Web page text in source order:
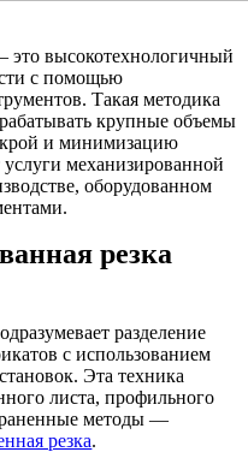
это высокотехнологичный
с помощью
Такая методика
крупные объемы
и минимизацию
механизированной
оборудованном
резка
разделение
с использованием
Эта техника
листа, профильного
методы —
резка.